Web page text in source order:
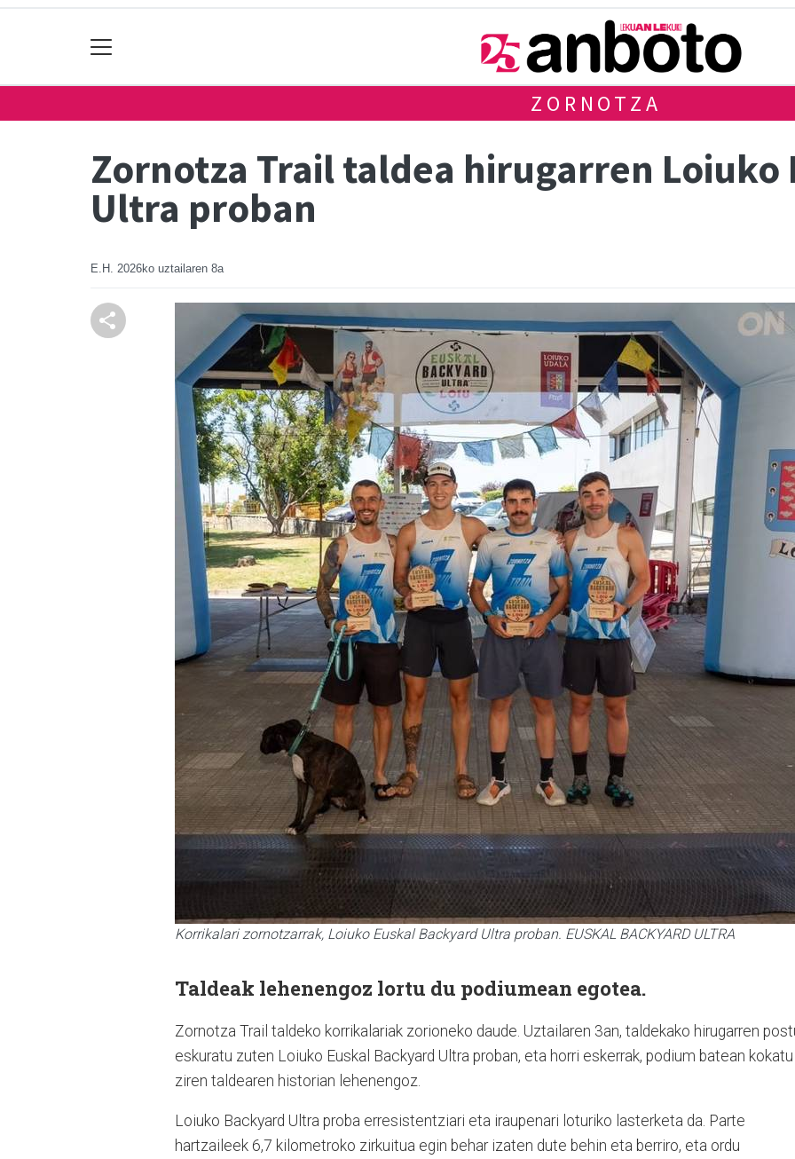
ZORNOTZA
Zornotza Trail taldea hirugarren Loiuko
Ultra proban
E.H. 2026ko uztailaren 8a
Korrikalari zornotzarrak, Loiuko Euskal Backyard Ultra proban. EUSKAL BACKYARD ULTRA
Taldeak lehenengoz lortu du podiumean egotea.
Zornotza Trail taldeko korrikalariak zorioneko daude. Uztailaren 3an, taldekako hirugarren
eskuratu zuten Loiuko Euskal Backyard Ultra proban, eta horri eskerrak, podium batean kokatu
ziren taldearen historian lehenengoz.
Loiuko Backyard Ultra proba erresistentziari eta iraupenari loturiko lasterketa da. Parte
hartzaileek 6,7 kilometroko zirkuitua egin behar izaten dute behin eta berriro, eta ordu